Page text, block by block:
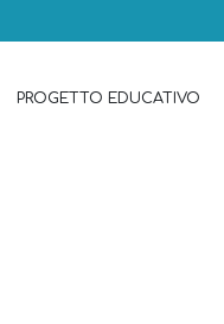
PROGETTO EDUCATIVO